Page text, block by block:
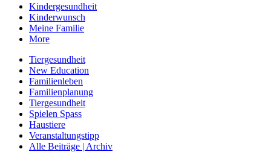
Kindergesundheit
Kinderwunsch
Meine Familie
More
Tiergesundheit
New Education
Familienleben
Familienplanung
Tiergesundheit
Spielen Spass
Haustiere
Veranstaltungstipp
Alle Beiträge | Archiv